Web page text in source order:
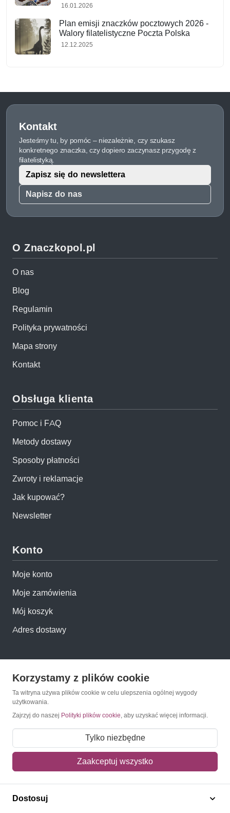
16.01.2026
Plan emisji znaczków pocztowych 2026 -
Walory filatelistyczne Poczta Polska
12.12.2025
Kontakt
Jesteśmy tu, by pomóc – niezależnie, czy szukasz
konkretnego znaczka, czy dopiero zaczynasz przygodę z
filatelistyką.
Napisz do nas
Zapisz się do newslettera
O Znaczkopol.pl
O nas
Blog
Regulamin
Polityka prywatności
Mapa strony
Kontakt
Obsługa klienta
Pomoc i FAQ
Metody dostawy
Sposoby płatności
Zwroty i reklamacje
Jak kupować?
Newsletter
Konto
Moje konto
Moje zamówienia
Mój koszyk
Adres dostawy
Znaczki Konie
Znaczki Politycy
Znaczki Boże Narodzenie
Korzystamy z plików cookie
Ta witryna używa plików cookie w celu ulepszenia ogólnej wygody
użytkowania.
Zajrzyj do naszej Polityki plików cookie, aby uzyskać więcej informacji.
Tylko niezbędne
Zaakceptuj wszystko
Dostosuj